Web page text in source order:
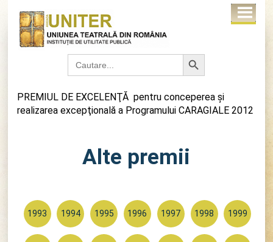
Search
for:
Search Button
PREMIUL DE EXCELENŢĂ pentru conceperea şi
realizarea excepţională a Programului CARAGIALE 2012
Alte premii
1993 1994 1995 1996 1997 1998 1999